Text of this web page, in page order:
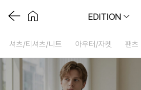
EDITION
셔츠/티셔츠/니트 아우터/자켓 팬츠